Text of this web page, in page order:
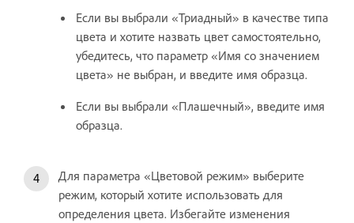
Если вы выбрали «Триадный» в качестве типа
цвета и хотите назвать цвет самостоятельно,
убедитесь, что параметр «Имя со значением
цвета» не выбран, и введите имя образца.
Если вы выбрали «Плашечный», введите имя
образца.
Для параметра «Цветовой режим» выберите
режим, который хотите использовать для
определения цвета. Избегайте изменения